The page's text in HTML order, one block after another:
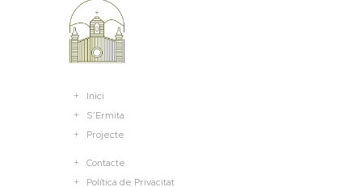
Inici
S’Ermita
Projecte
Contacte
Política de Privacitat